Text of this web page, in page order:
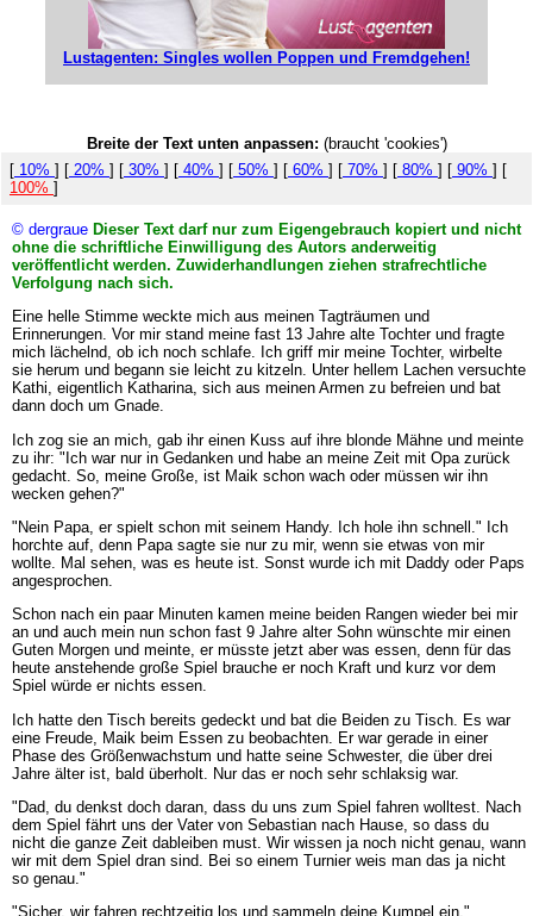
Lustagenten: Singles wollen Poppen und Fremdgehen!
Breite der Text unten anpassen: (braucht 'cookies')
[ 10% ] [ 20% ] [ 30% ] [ 40% ] [ 50% ] [ 60% ] [ 70% ] [ 80% ] [ 90% ] [
100% ]
© dergraue Dieser Text darf nur zum Eigengebrauch kopiert und nicht
ohne die schriftliche Einwilligung des Autors anderweitig
veröffentlicht werden. Zuwiderhandlungen ziehen strafrechtliche
Verfolgung nach sich.
Eine helle Stimme weckte mich aus meinen Tagträumen und
Erinnerungen. Vor mir stand meine fast 13 Jahre alte Tochter und fragte
mich lächelnd, ob ich noch schlafe. Ich griff mir meine Tochter, wirbelte
sie herum und begann sie leicht zu kitzeln. Unter hellem Lachen versuchte
Kathi, eigentlich Katharina, sich aus meinen Armen zu befreien und bat
dann doch um Gnade.
Ich zog sie an mich, gab ihr einen Kuss auf ihre blonde Mähne und meinte
zu ihr: "Ich war nur in Gedanken und habe an meine Zeit mit Opa zurück
gedacht. So, meine Große, ist Maik schon wach oder müssen wir ihn
wecken gehen?"
"Nein Papa, er spielt schon mit seinem Handy. Ich hole ihn schnell." Ich
horchte auf, denn Papa sagte sie nur zu mir, wenn sie etwas von mir
wollte. Mal sehen, was es heute ist. Sonst wurde ich mit Daddy oder Paps
angesprochen.
Schon nach ein paar Minuten kamen meine beiden Rangen wieder bei mir
an und auch mein nun schon fast 9 Jahre alter Sohn wünschte mir einen
Guten Morgen und meinte, er müsste jetzt aber was essen, denn für das
heute anstehende große Spiel brauche er noch Kraft und kurz vor dem
Spiel würde er nichts essen.
Ich hatte den Tisch bereits gedeckt und bat die Beiden zu Tisch. Es war
eine Freude, Maik beim Essen zu beobachten. Er war gerade in einer
Phase des Größenwachstum und hatte seine Schwester, die über drei
Jahre älter ist, bald überholt. Nur das er noch sehr schlaksig war.
"Dad, du denkst doch daran, dass du uns zum Spiel fahren wolltest. Nach
dem Spiel fährt uns der Vater von Sebastian nach Hause, so dass du
nicht die ganze Zeit dableiben must. Wir wissen ja noch nicht genau, wann
wir mit dem Spiel dran sind. Bei so einem Turnier weis man das ja nicht
so genau."
"Sicher, wir fahren rechtzeitig los und sammeln deine Kumpel ein."